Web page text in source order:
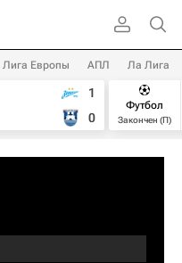
Лига Европы АПЛ Ла Лига
1
0
Футбол
Закончен (П)